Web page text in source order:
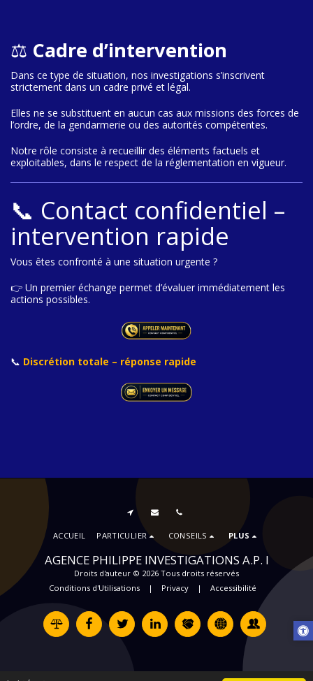
⚖️ Cadre d’intervention
Dans ce type de situation, nos investigations s’inscrivent
strictement dans un cadre privé et légal.
Elles ne se substituent en aucun cas aux missions des forces de
l’ordre, de la gendarmerie ou des autorités compétentes.
Notre rôle consiste à recueillir des éléments factuels et
exploitables, dans le respect de la réglementation en vigueur.
📞 Contact confidentiel –
intervention rapide
Vous êtes confronté à une situation urgente ?
👉 Un premier échange permet d’évaluer immédiatement les
actions possibles.
📞 Discrétion totale – réponse rapide
AGENCE PHILIPPE INVESTIGATIONS A.P. I
Droits d'auteur © 2026 Tous droits réservés
Conditions d'Utilisations| Privacy| Accessibilité
ACCUEIL PARTICULIER CONSEILS PLUS